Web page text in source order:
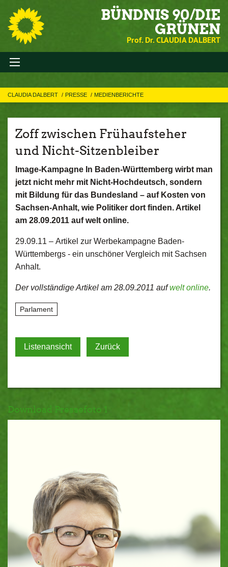
BÜNDNIS 90/DIE
GRÜNEN
Prof. Dr. CLAUDIA DALBERT
CLAUDIA DALBERT PRESSE MEDIENBERICHTE
Zoff zwischen Frühaufsteher
und Nicht-Sitzenbleiber
Image-Kampagne In Baden-Württemberg wirbt man
jetzt nicht mehr mit Nicht-Hochdeutsch, sondern
mit Bildung für das Bundesland – auf Kosten von
Sachsen-Anhalt, wie Politiker dort finden. Artikel
am 28.09.2011 auf welt online.
29.09.11 – Artikel zur Werbekampagne Baden-
Württembergs - ein unschöner Vergleich mit Sachsen
Anhalt.
Der vollständige Artikel am 28.09.2011 aufwelt online.
Parlament
Listenansicht Zurück
Download Pressefoto 1